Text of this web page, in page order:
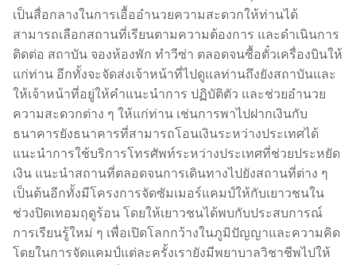
เป็นสื่อกลางในการเอื้ออำนวยความสะดวกให้ท่านได้
สามารถเลือกสถานที่เรียนตามความต้องการ และดำเนินการ
ติดต่อ สถาบัน จองห้องพัก ทำวีซ่า ตลอดจนซื้อตั๋วเครื่องบินให้
แก่ท่าน อีกทั้งจะจัดส่งเจ้าหน้าที่ไปดูแลท่านถึงยังสถาบันและ
ให้เจ้าหน้าที่อยู่ให้คำแนะนำการ ปฏิบัติตัว และช่วยอำนวย
ความสะดวกต่าง ๆ ให้แก่ท่าน เช่นการพาไปฝากเงินกับ
ธนาคารยังธนาคารที่สามารถโอนเงินระหว่างประเทศได้
แนะนำการใช้บริการโทรศัพท์ระหว่างประเทศที่ช่วยประหยัด
เงิน แนะนำสถานที่ตลอดจนการเดินทางไปยังสถานที่ต่าง ๆ
เป็นต้นอีกทั้งมีโครงการจัดซัมเมอร์แคมป์ให้กับเยาวชนใน
ช่วงปิดเทอมฤดูร้อน โดยให้เยาวชนได้พบกับประสบการณ์
การเรียนรู้ใหม่ ๆ เพื่อเปิดโลกกว้างในภูมิปัญญาและความคิด
โดยในการจัดแคมป์แต่ละครั้งเรายังมีพยาบาลวิชาชีพไปให้